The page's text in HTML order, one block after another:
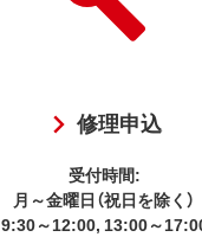
修理申込
受付時間:
月～金曜日（祝日を除く）
9:30～12:00, 13:00～